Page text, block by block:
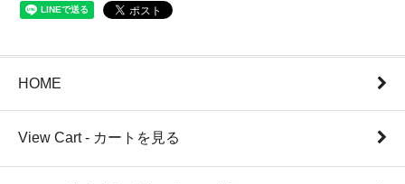
HOME
View Cart - カートを見る